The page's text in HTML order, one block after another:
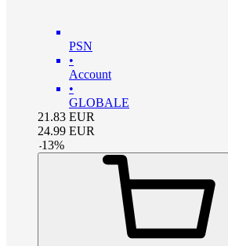
PSN
•
Account
•
GLOBALE
21.83 EUR
24.99 EUR
-13%